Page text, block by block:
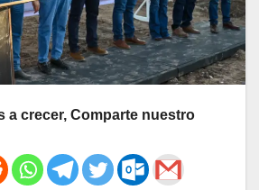
a crecer, Comparte nuestro